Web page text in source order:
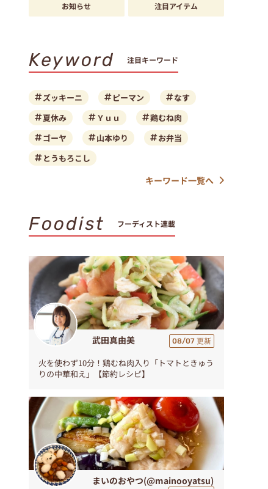
お知らせ 注目アイテム
Keyword 注目キーワード
ズッキーニ ピーマン
なす
夏休み
Ｙｕｕ
鶏むね肉
ゴーヤ
山本ゆり
お弁当
とうもろこし
キーワード一覧へ
Foodist フーディスト連載
武田真由美 08/07 更新
火を使わず10分！鶏むね肉入り「トマトときゅう
りの中華和え」【節約レシピ】
まいのおやつ(@mainooyatsu)